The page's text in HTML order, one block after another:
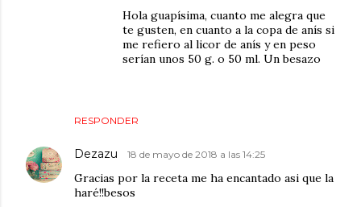
RESPONDER
Hola guapísima, cuanto me alegra que
te gusten, en cuanto a la copa de anís si
me refiero al licor de anís y en peso
serían unos 50 g. o 50 ml. Un besazo
Dezazu 18 de mayo de 2018 a las 14:25
Gracias por la receta me ha encantado asi que la
haré!!besos